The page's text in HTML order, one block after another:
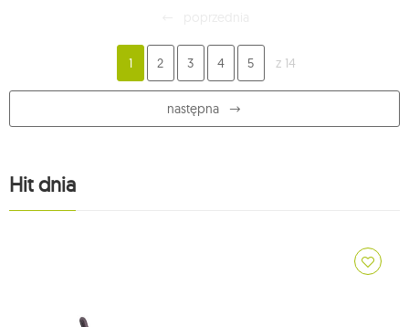
1 2 3 4 5 z 14
następna
Hit dnia